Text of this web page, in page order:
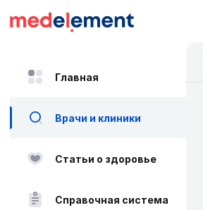
Главная
Врачи и клиники
Статьи о здоровье
Справочная система